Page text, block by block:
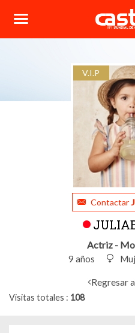
V.I.P
Contactar
Actriz -
9 años
Regresar
Visitas totales 108